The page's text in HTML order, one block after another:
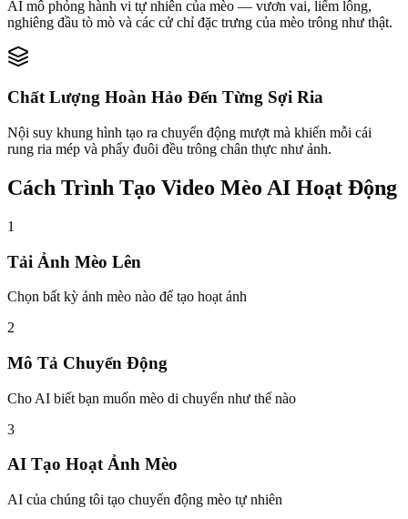
AI mô phỏng hành vi tự nhiên của mèo — vươn vai, liếm lông,
nghiêng đầu tò mò và các cử chỉ đặc trưng của mèo trông như thật.
Chất Lượng Hoàn Hảo Đến Từng Sợi Ria
Nội suy khung hình tạo ra chuyển động mượt mà khiến mỗi cái
rung ria mép và phẩy đuôi đều trông chân thực như ảnh.
Cách Trình Tạo Video Mèo AI Hoạt Động
1
Tải Ảnh Mèo Lên
Chọn bất kỳ ảnh mèo nào để tạo hoạt ảnh
2
Mô Tả Chuyển Động
Cho AI biết bạn muốn mèo di chuyển như thế nào
3
AI Tạo Hoạt Ảnh Mèo
AI của chúng tôi tạo chuyển động mèo tự nhiên